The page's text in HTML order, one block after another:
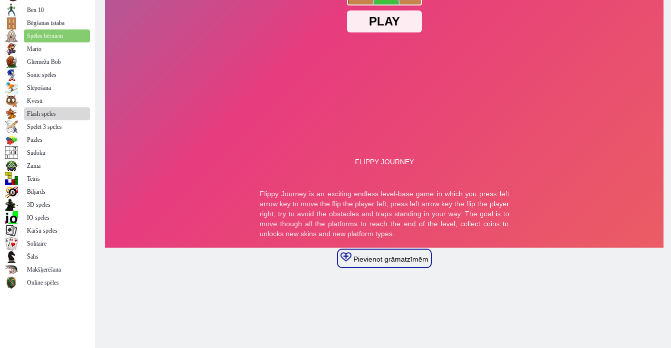
Pievienot grāmatzīmēm
Ben 10
Bēgšanas istaba
Spēles bērniem
Mario
Gliemežu Bob
Sonic spēles
Slēpošana
Kvesti
Flash spēles
Spēlēt 3 spēles
Puzles
Sudoku
Zuma
Tetris
Biljards
3D spēles
IO spēles
Kāršu spēles
Solitaire
Šahs
Makšķerēšana
Online spēles